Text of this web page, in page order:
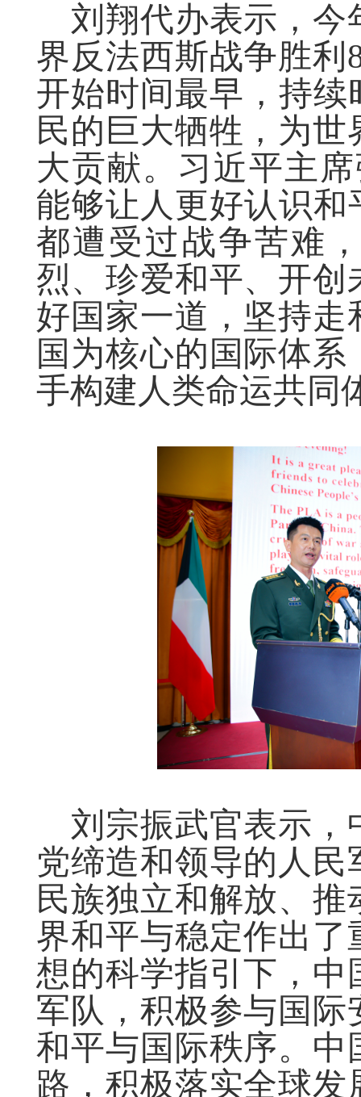
刘翔代办表示，今
界反法西斯战争胜利
开始时间最早，持续
民的巨大牺牲，为
大贡献。习近平主
能够让人更好认识
都遭受过战争苦难
烈、珍爱和平、开
好国家一道，坚持
国为核心的国际体
手构建人类命运共同
刘宗振武官表示
党缔造和领导的人
民族独立和解放、推
界和平与稳定作出
想的科学指引下，
军队，积极参与国
和平与国际秩序。
路，积极落实全球